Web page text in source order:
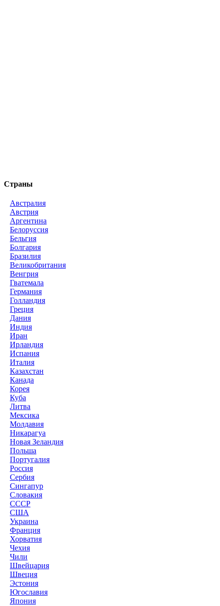
Страны
Австралия
Австрия
Аргентина
Белоруссия
Бельгия
Болгария
Бразилия
Великобритания
Венгрия
Гватемала
Германия
Голландия
Греция
Дания
Индия
Иран
Ирландия
Испания
Италия
Казахстан
Канада
Корея
Куба
Литва
Мексика
Молдавия
Никарагуа
Новая Зеландия
Польша
Португалия
Россия
Сербия
Сингапур
Словакия
СССР
США
Украина
Франция
Хорватия
Чехия
Чили
Швейцария
Швеция
Эстония
Югославия
Япония